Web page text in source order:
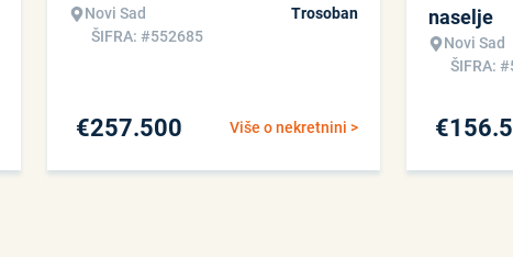
Novi Sad
ŠIFRA: #552685
Trosoban
Više o nekretnini >
€257.500
naselje
Novi Sad
ŠIFRA:
€